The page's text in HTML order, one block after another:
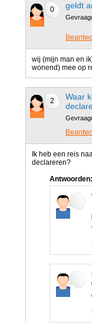
0 geldt
wij (mijn man en
wonend) mee op
2
Waar
Ik heb een reis
declareren?
Antwoorden: